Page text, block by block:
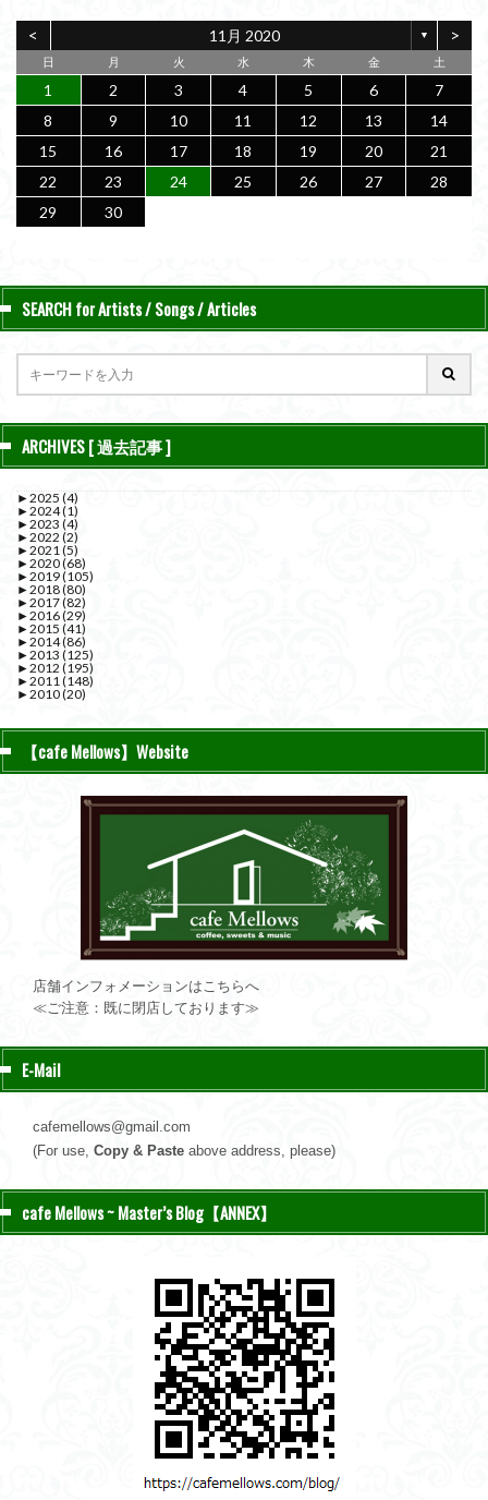
< 11月 2020 ▼ >
日 月 火 水 木 金 土
1 2 3 4 5 6
7
8
9 10 11 12 13
14
15
16 17 18 19 20
21
22
23 24 25 26 27
28
29
30
SEARCH for Artists / Songs / Articles
ARCHIVES [ 過去記事 ]
►2025 (4)
►2024(1)
►2023 (4)
►2022 (2)
►2021(5)
►2020(68)
►2019(105)
►2018(80)
►2017(82)
►2016(29)
►2015 (41)
►2014(86)
►2013 (125)
►2012 (195)
►2011(148)
►2010(20)
【cafe Mellows】Website
店舗インフォメーションはこちらへ
≪ご注意：既に閉店しております≫
E-Mail
cafemellows@gmail.com
(For use, Copy & Paste above address, please)
cafe Mellows ~ Master’s Blog【ANNEX】